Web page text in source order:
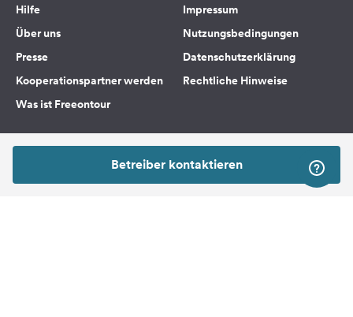
Betreiber kontaktieren
Hilfe
Über uns
Presse
Kooperationspartner werden
Was ist Freeontour
Impressum
Nutzungsbedingungen
Datenschutzerklärung
Rechtliche Hinweise
FREEONTOUR APPS